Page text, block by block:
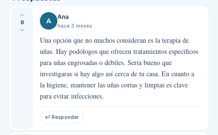
0 A Ana
hace 3 meses
Una opción que no muchos consideran es la terapia de
uñas. Hay podólogos que ofrecen tratamientos específicos
para uñas engrosadas o débiles. Sería bueno que
investigaras si hay algo así cerca de tu casa. En cuanto a
la higiene, mantener las uñas cortas y limpias es clave
para evitar infecciones.
↩ Responder